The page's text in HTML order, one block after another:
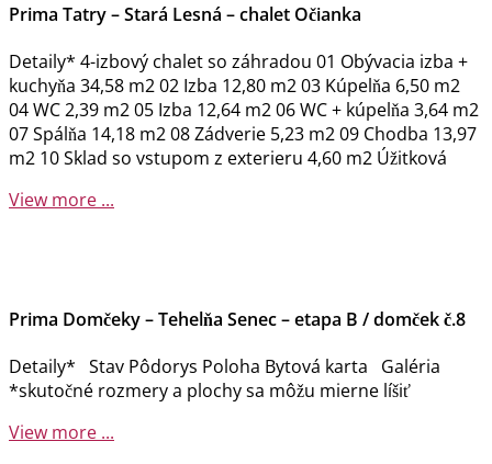
Prima Tatry – Stará Lesná – chalet Očianka
Detaily* 4-izbový chalet so záhradou 01 Obývacia izba +
kuchyňa 34,58 m2 02 Izba 12,80 m2 03 Kúpelňa 6,50 m2
04 WC 2,39 m2 05 Izba 12,64 m2 06 WC + kúpelňa 3,64 m2
07 Spálňa 14,18 m2 08 Zádverie 5,23 m2 09 Chodba 13,97
m2 10 Sklad so vstupom z exterieru 4,60 m2 Úžitková
View more ...
Prima Domčeky – Tehelňa Senec – etapa B / domček č.8
Detaily* Stav Pôdorys Poloha Bytová karta Galéria
*skutočné rozmery a plochy sa môžu mierne líšiť
View more ...